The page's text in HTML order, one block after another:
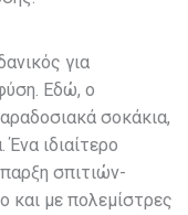
για
Εδώ, ο
σοκάκια,
ιδιαίτερο
σπιτιών-
και με πολεμίστρες